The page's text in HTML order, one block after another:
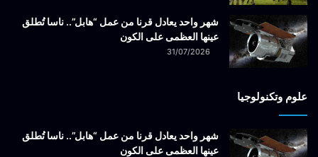
شهر واحد يعادل قرنا من عمل “هابل”.. ناسا تُطلق
عينها العظمى على الكون
31/07/2026
علوم وتكنولوجيا
شهر واحد يعادل قرنا من عمل “هابل”.. ناسا تُطلق
عينها العظمى على الكون